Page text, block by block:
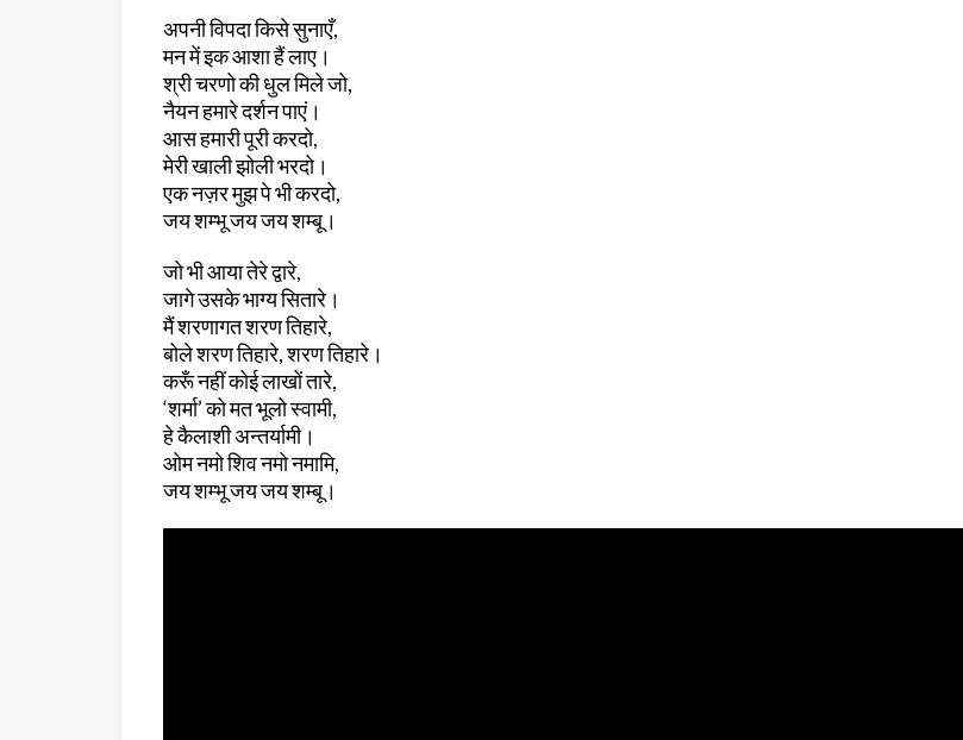
अपनी विपदा किसे सुनाएँ,
मन में इक आशा हैं लाए।
श्री चरणो की धुल मिले जो,
नैयन हमारे दर्शन पाएं।
आस हमारी पूरी करदो,
मेरी खाली झोली भरदो।
एक नज़र मुझ पे भी करदो,
जय शम्भू जय जय शम्बू।
जो भी आया तेरे द्वारे,
जागे उसके भाग्य सितारे।
मैं शरणागत शरण तिहारे,
बोले शरण तिहारे, शरण तिहारे।
करूँ नहीं कोई लाखों तारे,
‘शर्मा’ को मत भूलो स्वामी,
हे कैलाशी अन्तर्यामी।
ओम नमो शिव नमो नमामि,
जय शम्भू जय जय शम्बू।